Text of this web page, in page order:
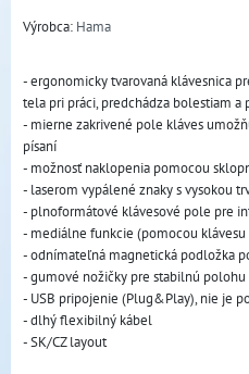
Výrobca: Hama
- ergonomicky tvarovaná klávesnica
tela pri práci, predchádza bolestiam a
- mierne zakrivené pole kláves
písaní
- možnosť naklopenia pomocou
- laserom vypálené znaky s vysokou
- plnoformátové klávesové pole pre
- mediálne funkcie (pomocou klávesu
- odnímateľná magnetická podložka
- gumové nožičky pre stabilnú polohu
- USB pripojenie (Plug&Play), nie je
- dlhý flexibilný kábel
- SK/CZ layout